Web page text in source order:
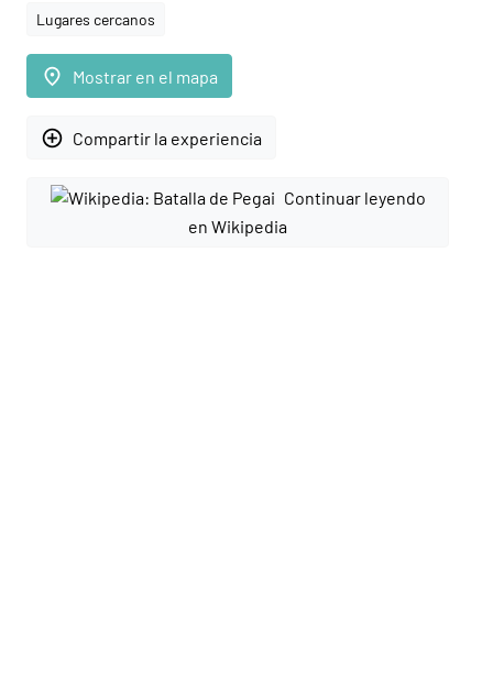
Lugares cercanos
place Mostrar en el mapa
add_circle_outline Compartir la experiencia
Continuar leyendo
en Wikipedia